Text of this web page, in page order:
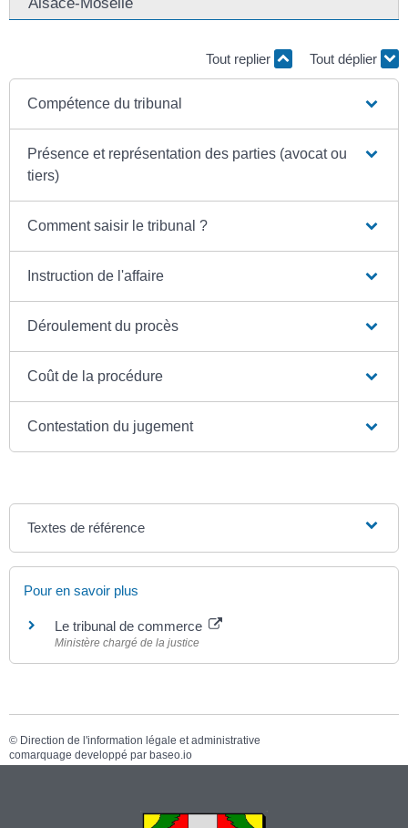
Tout replier Tout déplier
Compétence du tribunal
Présence et représentation des parties (avocat ou
tiers)
Comment saisir le tribunal ?
Instruction de l'affaire
Déroulement du procès
Coût de la procédure
Contestation du jugement
Textes de référence
Pour en savoir plus
Le tribunal de commerce
Ministère chargé de la justice
© Direction de l'information légale et administrative
comarquage developpé par baseo.io